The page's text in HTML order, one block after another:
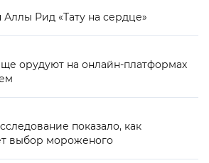
Рид «Тату на сердце»
орудуют на онлайн-платформах
показало, как
выбор мороженого